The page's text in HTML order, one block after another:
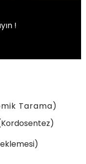
!
Tarama)